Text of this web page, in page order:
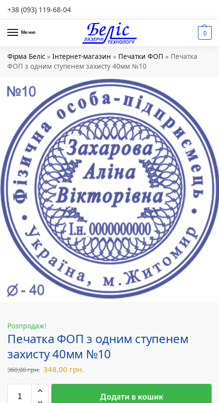
+38 (093) 119-68-04
Меню 0
Фірма Беліс » Інтернет-магазин » Печатки ФОП » Печатка
ФОП з одним ступенем захисту 40мм №10
Розпродаж!
Печатка ФОП з одним ступенем
захисту 40мм №10
360,00грн. 348,00 грн.
Додати в кошик